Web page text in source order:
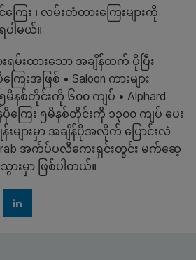
ကြေး ၊ လမ်းတံတားကြေးများကို
ပါမယ်။
ရမ်းထားသော အချိန်ထက် ပိုပြီး
ေးအဖြစ် • Saloon ကားများ
နစ်တိုင်းကို ၆၀၀ ကျပ် • Alphard
ကြေး ၅မိနစ်တိုင်းကို ၁၃၀၀ ကျပ် ပေး
းများမှာ အချိန်ပိုအလိုက် ပြောင်းလဲ
အက်ပ်ပလီကေးရှင်းတွင်း မက်ဆေ့
ားမှာ ဖြစ်ပါတယ်။